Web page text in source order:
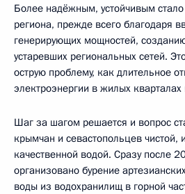
Более надёжным, устойчивым
региона, прежде всего благодаря
генерирующих мощностей,
устаревших региональных сетей.
острую проблему, как длительное
электроэнергии в жилых кварталах
Шаг за шагом решается и вопрос
крымчан и севастопольцев чистой,
качественной водой. Сразу после
организовано бурение
воды из водохранилищ в горной